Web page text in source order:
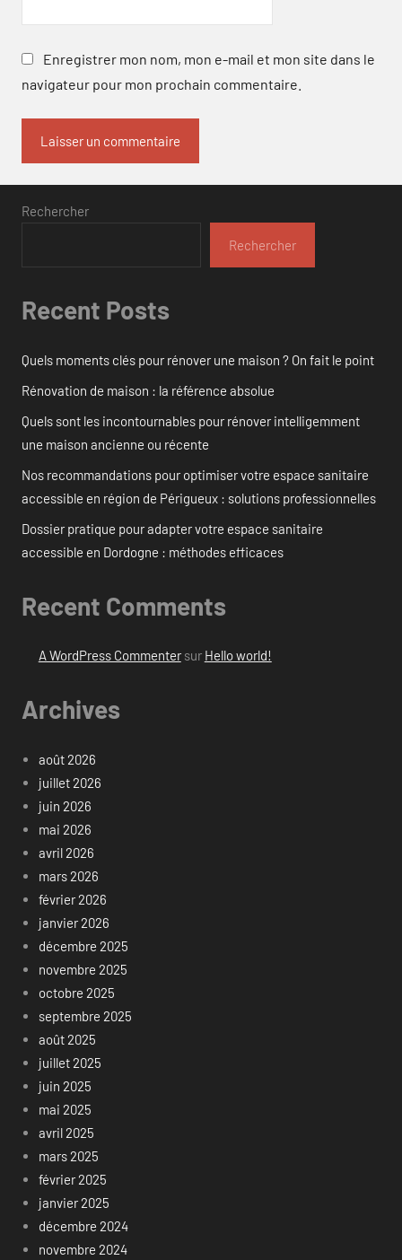
Enregistrer mon nom, mon e-mail et mon site dans le
navigateur pour mon prochain commentaire.
Rechercher
Rechercher
Recent Posts
Quels moments clés pour rénover une maison ? On fait le point
Rénovation de maison : la référence absolue
Quels sont les incontournables pour rénover intelligemment
une maison ancienne ou récente
Nos recommandations pour optimiser votre espace sanitaire
accessible en région de Périgueux : solutions professionnelles
Dossier pratique pour adapter votre espace sanitaire
accessible en Dordogne : méthodes efficaces
Recent Comments
A WordPress Commentersur Hello world!
Archives
août 2026
juillet 2026
juin 2026
mai 2026
avril 2026
mars 2026
février 2026
janvier 2026
décembre 2025
novembre 2025
octobre 2025
septembre 2025
août 2025
juillet 2025
juin 2025
mai 2025
avril 2025
mars 2025
février 2025
janvier 2025
décembre 2024
novembre 2024